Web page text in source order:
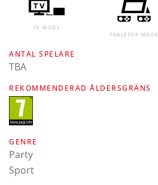
TV MODE
TABLETOP MODE
ANTAL SPELARE
TBA
REKOMMENDERAD ÅLDERSGRÄNS
GENRE
Party
Sport